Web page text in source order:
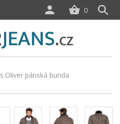
s.Oliver pánská bunda
0